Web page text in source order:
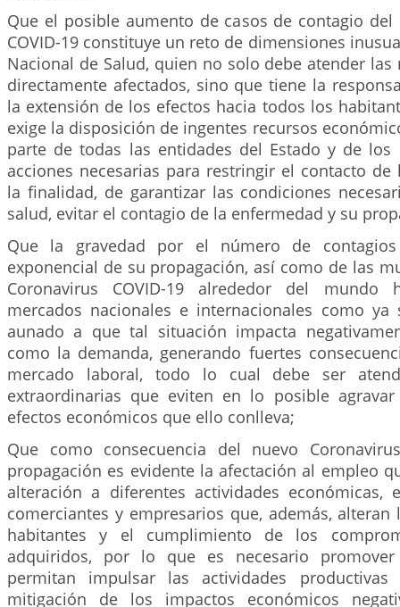
Que el posible aumento de casos de contagio del
COVID-19 constituye un reto de dimensiones
Nacional de Salud, quien no solo debe atender las
directamente afectados, sino que tiene la
la extensión de los efectos hacia todos los
exige la disposición de ingentes recursos
parte de todas las entidades del Estado y de los
acciones necesarias para restringir el contacto de
la finalidad, de garantizar las condiciones
salud, evitar el contagio de la enfermedad y su
Que la gravedad por el número de
exponencial de su propagación, así como de las
Coronavirus COVID-19 alrededor del mundo
mercados nacionales e internacionales como ya
aunado a que tal situación impacta
como la demanda, generando fuertes
mercado laboral, todo lo cual debe ser
extraordinarias que eviten en lo posible
efectos económicos que ello conlleva;
Que como consecuencia del nuevo
propagación es evidente la afectación al empleo
alteración a diferentes actividades económicas,
comerciantes y empresarios que, además,
habitantes y el cumplimiento de los
adquiridos, por lo que es necesario promover
permitan impulsar las actividades
mitigación de los impactos económicos